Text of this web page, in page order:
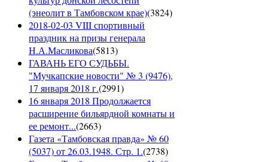
(энеолит в Тамбовском крае)(3824)
2018-02-03 VIII спортивный
праздник на призы генерала
Н.А.Масликова(5813)
ГАВАНЬ ЕГО СУДЬБЫ.
"Мучкапские новости" № 3 (9476),
17 января 2018 г.(2991)
16 января 2018 Продолжается
расширение бильярдной комнаты и
ее ремонт...(2663)
Газета «Тамбовская правда» № 60
(5037) от 26.03.1948. Стр. 1.(2738)